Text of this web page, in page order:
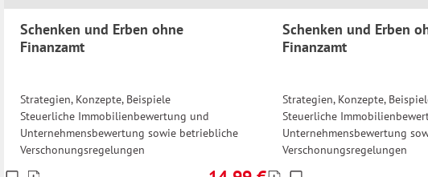
Schenken und Erben ohne
Finanzamt
Strategien, Konzepte, Beispiele
Steuerliche Immobilienbewertung und
Unternehmensbewertung sowie betriebliche
Verschonungsregelungen
Schenken und Erben
Finanzamt
Strategien, Konzepte,
Steuerliche
Unternehmensbewertung
Verschonungsregelungen